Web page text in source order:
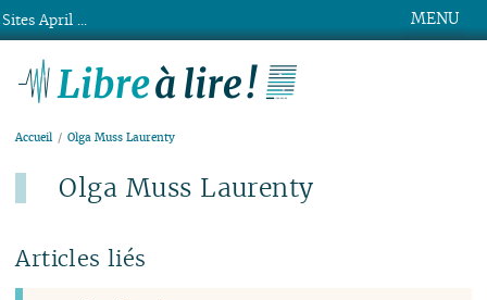
MENU
Accueil Olga Muss Laurenty
Olga Muss Laurenty
Articles liés
Sites April ...